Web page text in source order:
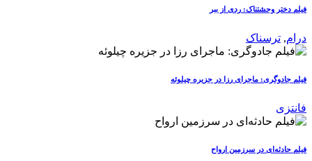
فیلم دختر وحشتناک: ردی از ببر
درام, ترسناک
فیلم جادوگری: ماجرای رزا در جزیره چیلوئه
فانتزی
فیلم حادثه‌ای در سرزمین ارواح